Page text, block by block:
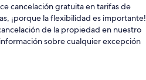
cancelación gratuita en tarifas de
¡porque la flexibilidad es importante!
de la propiedad en nuestro
sobre cualquier excepción